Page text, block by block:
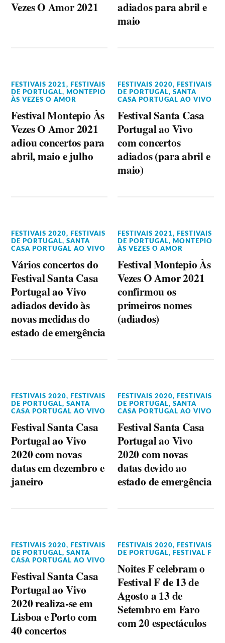
Vezes O Amor 2021
adiados para abril e
maio
FESTIVAIS 2021,
FESTIVAIS
DE PORTUGAL, MONTEPIO
ÀS VEZES O AMOR
Festival Montepio Às
Vezes O Amor 2021
adiou concertos para
abril, maio e julho
FESTIVAIS 2020,
FESTIVAIS
DE PORTUGAL,SANTA
CASA PORTUGAL AO VIVO
Festival Santa Casa
Portugal ao Vivo
com concertos
adiados (para abril e
maio)
FESTIVAIS 2020,
FESTIVAIS
DE PORTUGAL,SANTA
CASA PORTUGAL AO VIVO
Vários concertos do
Festival Santa Casa
Portugal ao Vivo
adiados devido às
novas medidas do
estado de emergência
FESTIVAIS 2021,
FESTIVAIS
DE PORTUGAL, MONTEPIO
ÀS VEZES O AMOR
Festival Montepio Às
Vezes O Amor 2021
confirmou os
primeiros nomes
(adiados)
FESTIVAIS 2020,
FESTIVAIS
DE PORTUGAL,SANTA
CASA PORTUGAL AO VIVO
Festival Santa Casa
Portugal ao Vivo
2020 com novas
datas em dezembro e
janeiro
FESTIVAIS 2020,
FESTIVAIS
DE PORTUGAL,SANTA
CASA PORTUGAL AO VIVO
Festival Santa Casa
Portugal ao Vivo
2020 com novas
datas devido ao
estado de emergência
FESTIVAIS 2020,
FESTIVAIS
DE PORTUGAL,SANTA
CASA PORTUGAL AO VIVO
Festival Santa Casa
Portugal ao Vivo
2020 realiza-se em
Lisboa e Porto com
40 concertos
FESTIVAIS 2020,
FESTIVAIS
DE PORTUGAL, FESTIVAL F
Noites F celebram o
Festival F de 13 de
Agosto a 13 de
Setembro em Faro
com 20 espectáculos